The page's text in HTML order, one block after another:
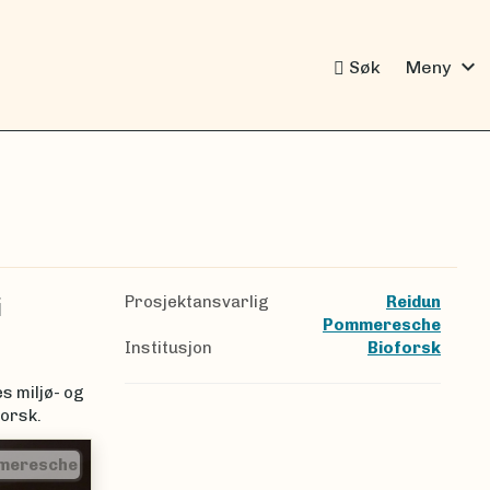
Søk Meny expand_more
miljø- og
Prosjektansvarlig
Reidun
Pommeresche
Institusjon
Bioforsk